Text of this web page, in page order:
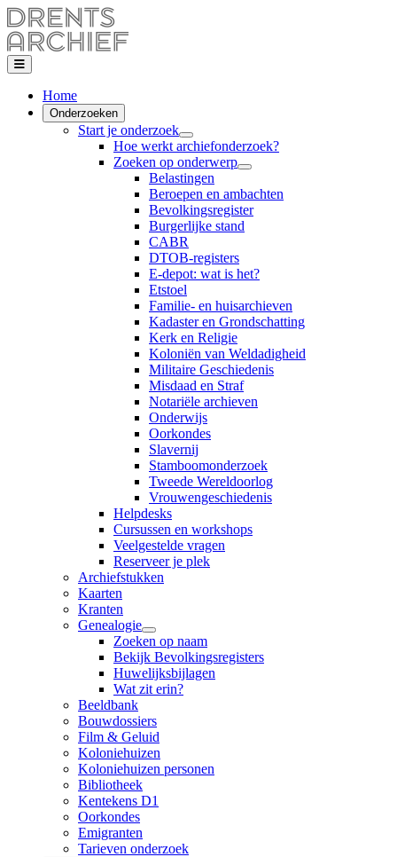
Home
Onderzoeken
Start je onderzoek
Hoe werkt archiefonderzoek?
Zoeken op onderwerp
Belastingen
Beroepen en ambachten
Bevolkingsregister
Burgerlijke stand
CABR
DTOB-registers
E-depot: wat is het?
Etstoel
Familie- en huisarchieven
Kadaster en Grondschatting
Kerk en Religie
Koloniën van Weldadigheid
Militaire Geschiedenis
Misdaad en Straf
Notariële archieven
Onderwijs
Oorkondes
Slavernij
Stamboomonderzoek
Tweede Wereldoorlog
Vrouwengeschiedenis
Helpdesks
Cursussen en workshops
Veelgestelde vragen
Reserveer je plek
Archiefstukken
Kaarten
Kranten
Genealogie
Zoeken op naam
Bekijk Bevolkingsregisters
Huwelijksbijlagen
Wat zit erin?
Beeldbank
Bouwdossiers
Film & Geluid
Koloniehuizen
Koloniehuizen personen
Bibliotheek
Kentekens D1
Oorkondes
Emigranten
Tarieven onderzoek